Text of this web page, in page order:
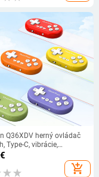
Q36XDV herný ovládač
Type-C, vibrácie,
senzor,
iOS/Xboxom/Steamom
€
add_shopping_cart